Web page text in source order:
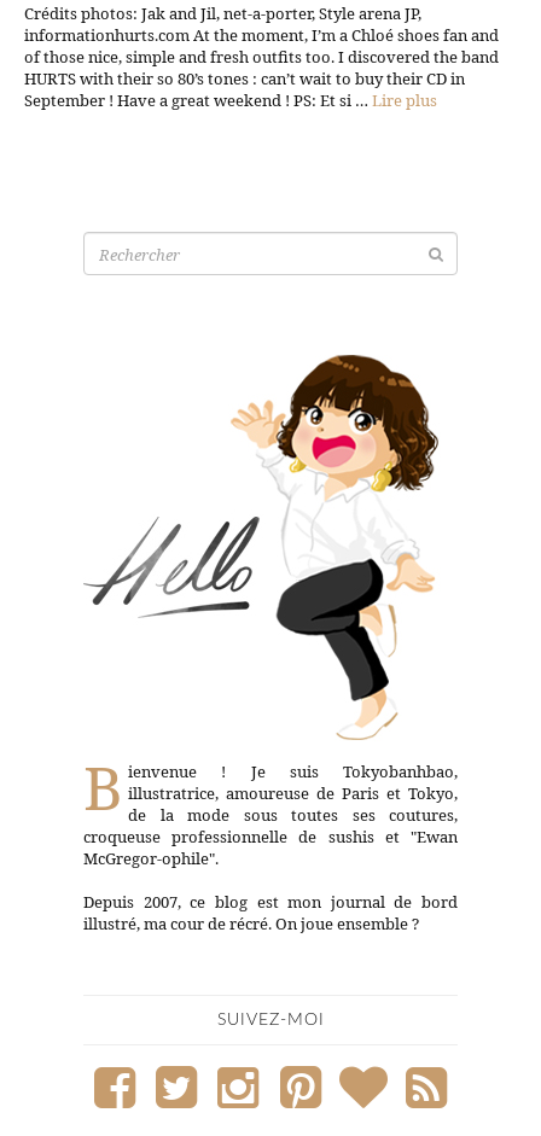
Crédits photos: Jak and Jil, net-a-porter, Style arena JP,
informationhurts.com At the moment, I’m a Chloé shoes fan and
of those nice, simple and fresh outfits too. I discovered the band
HURTS with their so 80’s tones : can’t wait to buy their CD in
September ! Have a great weekend ! PS: Et si … Lire plus
Recherche
pour:
B ienvenue ! Je suis Tokyobanhbao,
illustratrice, amoureuse de Paris et Tokyo,
de la mode sous toutes ses coutures,
croqueuse professionnelle de sushis et "Ewan
McGregor-ophile".
Depuis 2007, ce blog est mon journal de bord
illustré, ma cour de récré. On joue ensemble ?
SUIVEZ-MOI